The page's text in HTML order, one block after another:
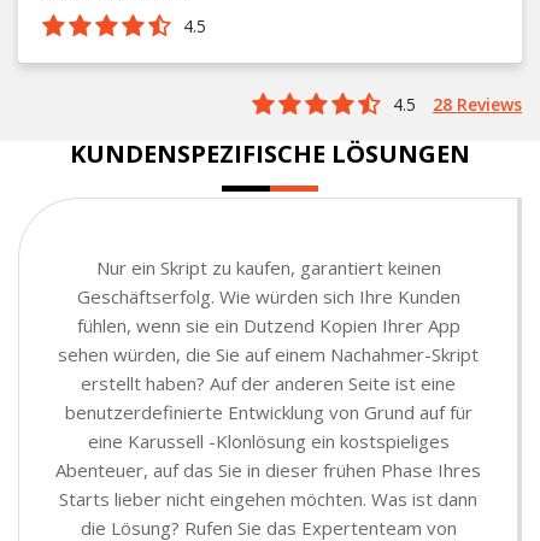
4.5
4.5 28 Reviews
KUNDENSPEZIFISCHE LÖSUNGEN
Nur ein Skript zu kaufen, garantiert keinen
Geschäftserfolg. Wie würden sich Ihre Kunden
fühlen, wenn sie ein Dutzend Kopien Ihrer App
sehen würden, die Sie auf einem Nachahmer-Skript
erstellt haben? Auf der anderen Seite ist eine
benutzerdefinierte Entwicklung von Grund auf für
eine Karussell -Klonlösung ein kostspieliges
Abenteuer, auf das Sie in dieser frühen Phase Ihres
Starts lieber nicht eingehen möchten. Was ist dann
die Lösung? Rufen Sie das Expertenteam von